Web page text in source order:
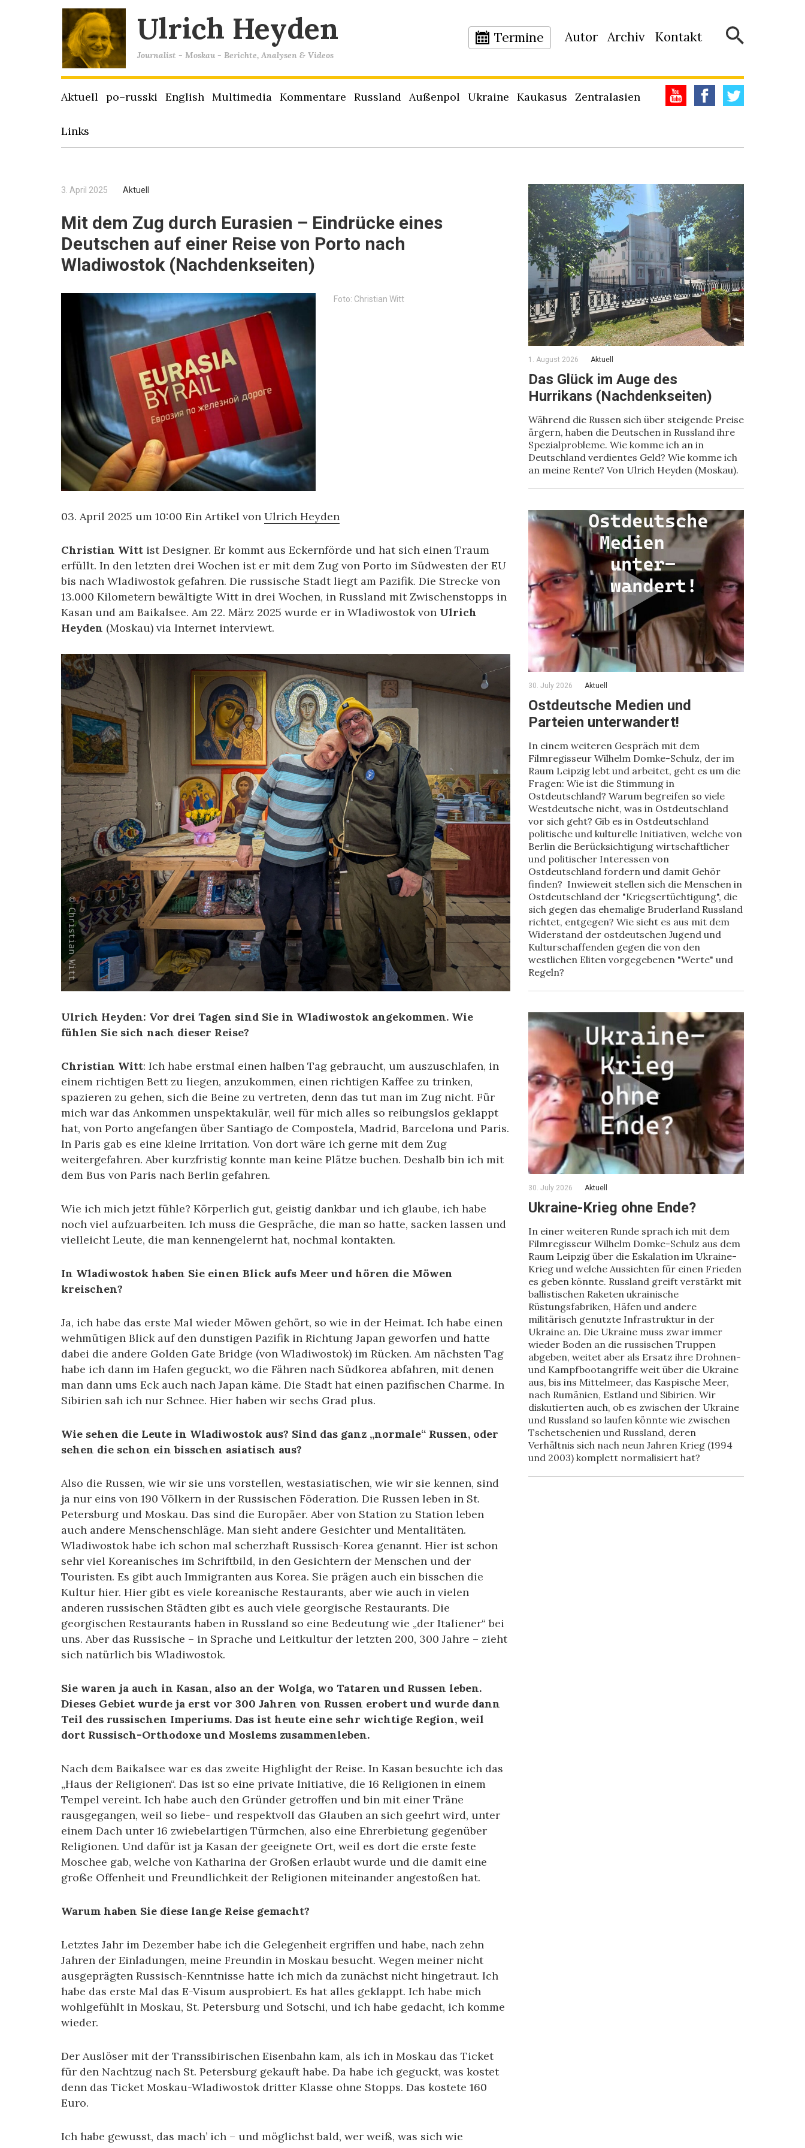
Ulrich Heyden
Journalist - Moskau - Berichte, Analysen & Videos
Termine Autor Archiv Kontakt
Aktuell po–russki English Multimedia Kommentare Russland Außenpol Ukraine Kaukasus Zentralasien
Links
3. April 2025 Aktuell
Mit dem Zug durch Eurasien – Eindrücke eines
Deutschen auf einer Reise von Porto nach
Wladiwostok (Nachdenkseiten)
Foto: Christian Witt
03. April 2025 um 10:00 Ein Artikel von Ulrich Heyden
Christian Witt ist Designer. Er kommt aus Eckernförde und hat sich einen Traum
erfüllt. In den letzten drei Wochen ist er mit dem Zug von Porto im Südwesten der EU
bis nach Wladiwostok gefahren. Die russische Stadt liegt am Pazifik. Die Strecke von
13.000 Kilometern bewältigte Witt in drei Wochen, in Russland mit Zwischenstopps in
Kasan und am Baikalsee. Am 22. März 2025 wurde er in Wladiwostok von Ulrich
Heyden (Moskau) via Internet interviewt.
Ulrich Heyden: Vor drei Tagen sind Sie in Wladiwostok angekommen. Wie
fühlen Sie sich nach dieser Reise?
Christian Witt: Ich habe erstmal einen halben Tag gebraucht, um auszuschlafen, in
einem richtigen Bett zu liegen, anzukommen, einen richtigen Kaffee zu trinken,
spazieren zu gehen, sich die Beine zu vertreten, denn das tut man im Zug nicht. Für
mich war das Ankommen unspektakulär, weil für mich alles so reibungslos geklappt
hat, von Porto angefangen über Santiago de Compostela, Madrid, Barcelona und Paris.
In Paris gab es eine kleine Irritation. Von dort wäre ich gerne mit dem Zug
weitergefahren. Aber kurzfristig konnte man keine Plätze buchen. Deshalb bin ich mit
dem Bus von Paris nach Berlin gefahren.
Wie ich mich jetzt fühle? Körperlich gut, geistig dankbar und ich glaube, ich habe
noch viel aufzuarbeiten. Ich muss die Gespräche, die man so hatte, sacken lassen und
vielleicht Leute, die man kennengelernt hat, nochmal kontakten.
In Wladiwostok haben Sie einen Blick aufs Meer und hören die Möwen
kreischen?
Ja, ich habe das erste Mal wieder Möwen gehört, so wie in der Heimat. Ich habe einen
wehmütigen Blick auf den dunstigen Pazifik in Richtung Japan geworfen und hatte
dabei die andere Golden Gate Bridge (von Wladiwostok) im Rücken. Am nächsten Tag
habe ich dann im Hafen geguckt, wo die Fähren nach Südkorea abfahren, mit denen
man dann ums Eck auch nach Japan käme. Die Stadt hat einen pazifischen Charme. In
Sibirien sah ich nur Schnee. Hier haben wir sechs Grad plus.
Wie sehen die Leute in Wladiwostok aus? Sind das ganz „normale“ Russen, oder
sehen die schon ein bisschen asiatisch aus?
Also die Russen, wie wir sie uns vorstellen, westasiatischen, wie wir sie kennen, sind
ja nur eins von 190 Völkern in der Russischen Föderation. Die Russen leben in St.
Petersburg und Moskau. Das sind die Europäer. Aber von Station zu Station leben
auch andere Menschenschläge. Man sieht andere Gesichter und Mentalitäten.
Wladiwostok habe ich schon mal scherzhaft Russisch-Korea genannt. Hier ist schon
sehr viel Koreanisches im Schriftbild, in den Gesichtern der Menschen und der
Touristen. Es gibt auch Immigranten aus Korea. Sie prägen auch ein bisschen die
Kultur hier. Hier gibt es viele koreanische Restaurants, aber wie auch in vielen
anderen russischen Städten gibt es auch viele georgische Restaurants. Die
georgischen Restaurants haben in Russland so eine Bedeutung wie „der Italiener“ bei
uns. Aber das Russische – in Sprache und Leitkultur der letzten 200, 300 Jahre – zieht
sich natürlich bis Wladiwostok.
Sie waren ja auch in Kasan, also an der Wolga, wo Tataren und Russen leben.
Dieses Gebiet wurde ja erst vor 300 Jahren von Russen erobert und wurde dann
Teil des russischen Imperiums. Das ist heute eine sehr wichtige Region, weil
dort Russisch-Orthodoxe und Moslems zusammenleben.
Nach dem Baikalsee war es das zweite Highlight der Reise. In Kasan besuchte ich das
„Haus der Religionen“. Das ist so eine private Initiative, die 16 Religionen in einem
Tempel vereint. Ich habe auch den Gründer getroffen und bin mit einer Träne
rausgegangen, weil so liebe- und respektvoll das Glauben an sich geehrt wird, unter
einem Dach unter 16 zwiebelartigen Türmchen, also eine Ehrerbietung gegenüber
Religionen. Und dafür ist ja Kasan der geeignete Ort, weil es dort die erste feste
Moschee gab, welche von Katharina der Großen erlaubt wurde und die damit eine
große Offenheit und Freundlichkeit der Religionen miteinander angestoßen hat.
Warum haben Sie diese lange Reise gemacht?
Letztes Jahr im Dezember habe ich die Gelegenheit ergriffen und habe, nach zehn
Jahren der Einladungen, meine Freundin in Moskau besucht. Wegen meiner nicht
ausgeprägten Russisch-Kenntnisse hatte ich mich da zunächst nicht hingetraut. Ich
habe das erste Mal das E-Visum ausprobiert. Es hat alles geklappt. Ich habe mich
wohlgefühlt in Moskau, St. Petersburg und Sotschi, und ich habe gedacht, ich komme
wieder.
Der Auslöser mit der Transsibirischen Eisenbahn kam, als ich in Moskau das Ticket
für den Nachtzug nach St. Petersburg gekauft habe. Da habe ich geguckt, was kostet
denn das Ticket Moskau-Wladiwostok dritter Klasse ohne Stopps. Das kostete 160
Euro.
Ich habe gewusst, das mach’ ich – und möglichst bald, wer weiß, was sich wie
1. August 2026 Aktuell
Das Glück im Auge des
Hurrikans (Nachdenkseiten)
Während die Russen sich über steigende Preise
ärgern, haben die Deutschen in Russland ihre
Spezialprobleme. Wie komme ich an in
Deutschland verdientes Geld? Wie komme ich
an meine Rente? Von Ulrich Heyden (Moskau).
30. July 2026 Aktuell
Ostdeutsche Medien und
Parteien unterwandert!
In einem weiteren Gespräch mit dem
Filmregisseur Wilhelm Domke-Schulz, der im
Raum Leipzig lebt und arbeitet, geht es um die
Fragen: Wie ist die Stimmung in
Ostdeutschland? Warum begreifen so viele
Westdeutsche nicht, was in Ostdeutschland
vor sich geht? Gib es in Ostdeutschland
politische und kulturelle Initiativen, welche von
Berlin die Berücksichtigung wirtschaftlicher
und politischer Interessen von
Ostdeutschland fordern und damit Gehör
finden? Inwieweit stellen sich die Menschen in
Ostdeutschland der "Kriegsertüchtigung", die
sich gegen das ehemalige Bruderland Russland
richtet, entgegen? Wie sieht es aus mit dem
Widerstand der ostdeutschen Jugend und
Kulturschaffenden gegen die von den
westlichen Eliten vorgegebenen "Werte" und
Regeln?
30. July 2026 Aktuell
Ukraine-Krieg ohne Ende?
In einer weiteren Runde sprach ich mit dem
Filmregisseur Wilhelm Domke-Schulz aus dem
Raum Leipzig über die Eskalation im Ukraine-
Krieg und welche Aussichten für einen Frieden
es geben könnte. Russland greift verstärkt mit
ballistischen Raketen ukrainische
Rüstungsfabriken, Häfen und andere
militärisch genutzte Infrastruktur in der
Ukraine an. Die Ukraine muss zwar immer
wieder Boden an die russischen Truppen
abgeben, weitet aber als Ersatz ihre Drohnen-
und Kampfbootangriffe weit über die Ukraine
aus, bis ins Mittelmeer, das Kaspische Meer,
nach Rumänien, Estland und Sibirien. Wir
diskutierten auch, ob es zwischen der Ukraine
und Russland so laufen könnte wie zwischen
Tschetschenien und Russland, deren
Verhältnis sich nach neun Jahren Krieg (1994
und 2003) komplett normalisiert hat?